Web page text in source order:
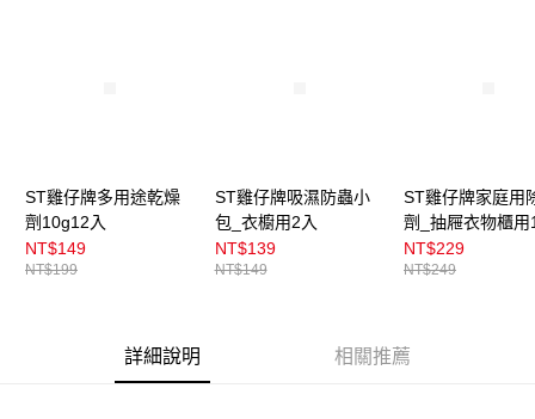
ST雞仔牌多用途乾燥
劑10g12入
NT$149
NT$199
ST雞仔牌吸濕防蟲小
包_衣櫥用2入
NT$139
NT$149
ST雞仔牌家庭用
劑_抽屜衣物櫃用
NT$229
NT$249
詳細說明 相關推薦